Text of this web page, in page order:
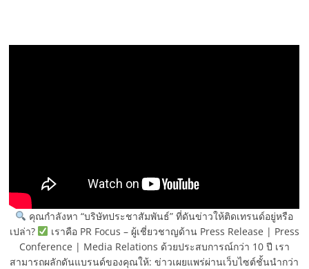
คุณกำลังหา “บริษัทประชาสัมพันธ์” ที่ดันข่าวให้ติดเทรนด์อยู่หรือ
เปล่า?
เราคือ PR Focus – ผู้เชี่ยวชาญด้าน Press Release | Press
Conference | Media Relations ด้วยประสบการณ์กว่า 10 ปี เรา
สามารถผลักดันแบรนด์ของคุณให้: ข่าวเผยแพร่ผ่านเว็บไซต์ชั้นนำกว่า